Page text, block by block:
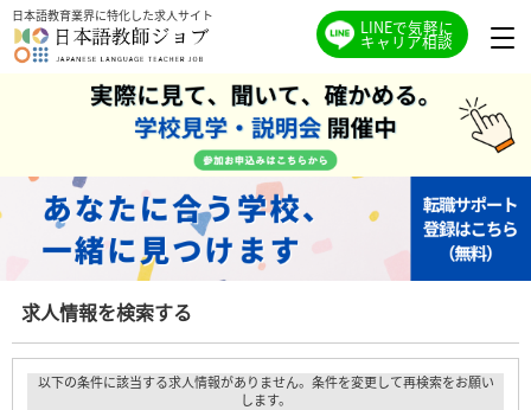
日本語教育業界に特化した求人サイト
LINEで気軽に
キャリア相談
求人情報を検索する
以下の条件に該当する求人情報がありません。条件を変更して再検索をお願い
します。